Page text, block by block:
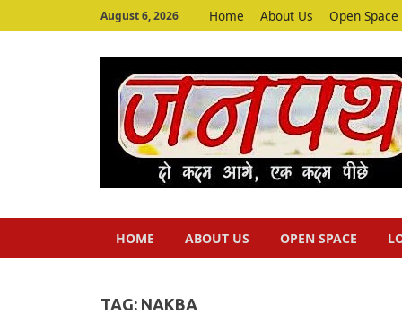
August 6, 2026 Home About Us Open Space
HOME ABOUT US OPEN SPACE
TAG: NAKBA